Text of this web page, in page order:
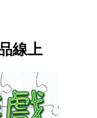
線上